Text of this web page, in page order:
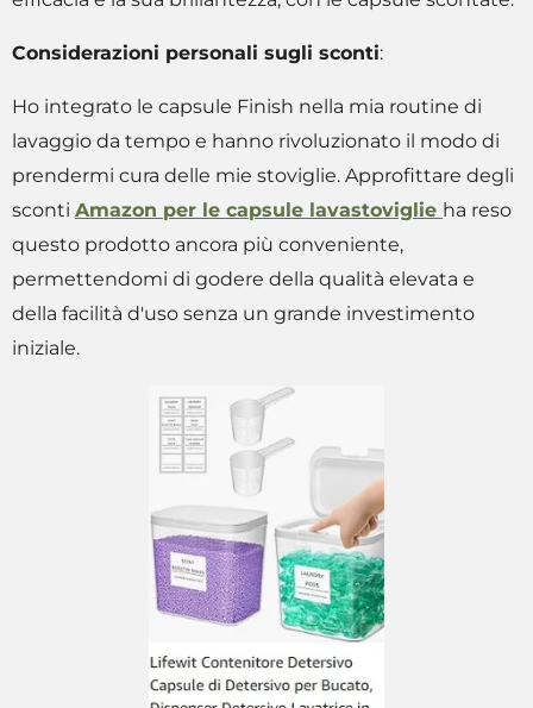
Considerazioni personali sugli sconti:
Ho integrato le capsule Finish nella mia routine di
lavaggio da tempo e hanno rivoluzionato il modo di
prendermi cura delle mie stoviglie. Approfittare degli
sconti Amazon per le capsule lavastoviglie ha reso
questo prodotto ancora più conveniente,
permettendomi di godere della qualità elevata e
della facilità d'uso senza un grande investimento
iniziale.